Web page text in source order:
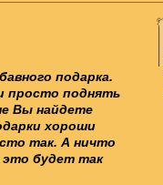
подарка.
просто поднять
Вы найдете
хороши
так. А ничто
это будет так